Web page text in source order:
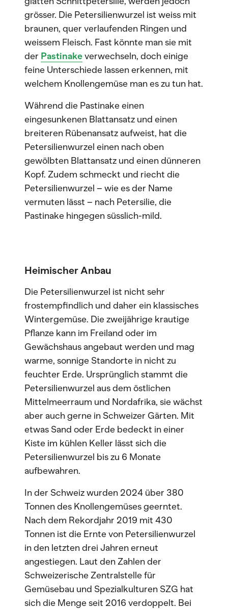
grösser. Die Petersilienwurzel ist weiss mit
braunen, quer verlaufenden Ringen und
weissem Fleisch. Fast könnte man sie mit
der Pastinakeverwechseln, doch einige
feine Unterschiede lassen erkennen, mit
welchem Knollengemüse man es zu tun hat.
Während die Pastinake einen
eingesunkenen Blattansatz und einen
breiteren Rübenansatz aufweist, hat die
Petersilienwurzel einen nach oben
gewölbten Blattansatz und einen dünneren
Kopf. Zudem schmeckt und riecht die
Petersilienwurzel – wie es der Name
vermuten lässt – nach Petersilie, die
Pastinake hingegen süsslich-mild.
Heimischer Anbau
Die Petersilienwurzel ist nicht sehr
frostempfindlich und daher ein klassisches
Wintergemüse. Die zweijährige krautige
Pflanze kann im Freiland oder im
Gewächshaus angebaut werden und mag
warme, sonnige Standorte in nicht zu
feuchter Erde. Ursprünglich stammt die
Petersilienwurzel aus dem östlichen
Mittelmeerraum und Nordafrika, sie wächst
aber auch gerne in Schweizer Gärten. Mit
etwas Sand oder Erde bedeckt in einer
Kiste im kühlen Keller lässt sich die
Petersilienwurzel bis zu 6 Monate
aufbewahren.
In der Schweiz wurden 2024 über 380
Tonnen des Knollengemüses geerntet.
Nach dem Rekordjahr 2019 mit 430
Tonnen ist die Ernte von Petersilienwurzel
in den letzten drei Jahren erneut
angestiegen. Laut den Zahlen der
Schweizerische Zentralstelle für
Gemüsebau und Spezialkulturen SZG hat
sich die Menge seit 2016 verdoppelt. Bei